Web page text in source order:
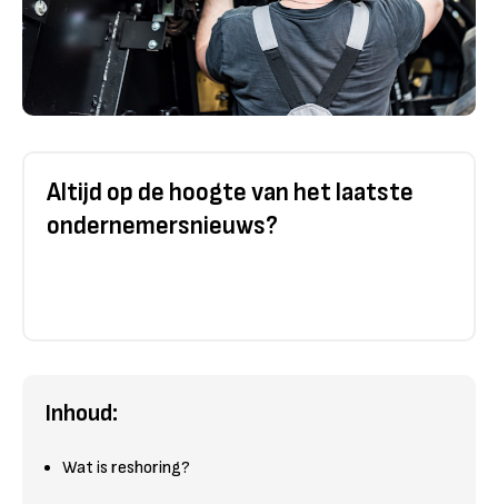
Altijd op de hoogte van het laatste
ondernemersnieuws?
Inhoud:
Wat is reshoring?